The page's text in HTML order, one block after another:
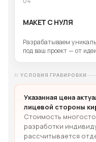
МАКЕТ С НУЛЯ
Разрабатываем
под ваш проект — от
УСЛОВИЯ ГРАВИРОВКИ
Указанная цена
лицевой стороны
Стоимость
разработки
рассчитывается